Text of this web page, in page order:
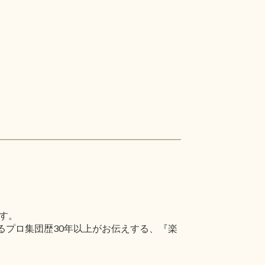
。
ロ集団歴30年以上がお伝えする、『楽